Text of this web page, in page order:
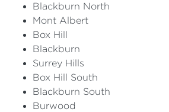
Blackburn North
Mont Albert
Box Hill
Blackburn
Surrey Hills
Box Hill South
Blackburn South
Burwood